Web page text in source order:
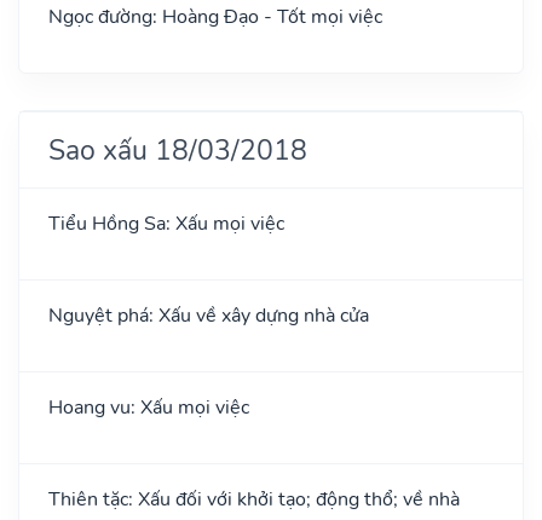
Ngọc đường: Hoàng Đạo - Tốt mọi việc
Sao xấu 18/03/2018
Tiểu Hồng Sa: Xấu mọi việc
Nguyệt phá: Xấu về xây dựng nhà cửa
Hoang vu: Xấu mọi việc
Thiên tặc: Xấu đối với khởi tạo; động thổ; về nhà